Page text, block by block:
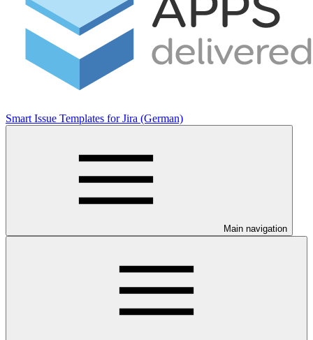
Smart Issue Templates for Jira (German)
Main navigation